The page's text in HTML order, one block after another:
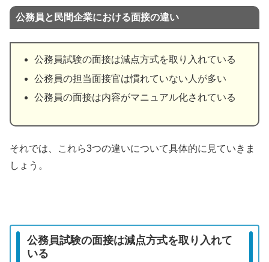
公務員と民間企業における面接の違い
公務員試験の面接は減点方式を取り入れている
公務員の担当面接官は慣れていない人が多い
公務員の面接は内容がマニュアル化されている
それでは、これら3つの違いについて具体的に見ていきま
しょう。
公務員試験の面接は減点方式を取り入れて
いる